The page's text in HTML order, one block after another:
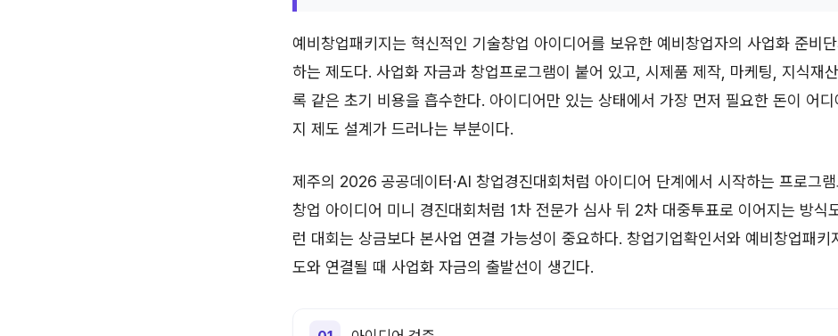
예비창업패키지는 혁신적인 기술창업 아이디어를 보유한 예비창업자의 사업화 준비
하는 제도다. 사업화 자금과 창업프로그램이 붙어 있고, 시제품 제작, 마케팅, 지식재
록 같은 초기 비용을 흡수한다. 아이디어만 있는 상태에서 가장 먼저 필요한 돈이 어디
지 제도 설계가 드러나는 부분이다.
제주의 2026 공공데이터·AI 창업경진대회처럼 아이디어 단계에서 시작하는 프로그램
창업 아이디어 미니 경진대회처럼 1차 전문가 심사 뒤 2차 대중투표로 이어지는 방식
런 대회는 상금보다 본사업 연결 가능성이 중요하다. 창업기업확인서와 예비창업패키
도와 연결될 때 사업화 자금의 출발선이 생긴다.